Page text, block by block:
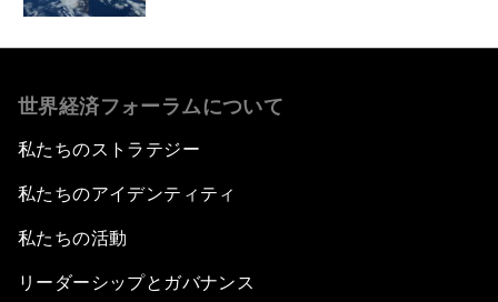
世界経済フォーラムについて
私たちのストラテジー
私たちのアイデンティティ
私たちの活動
リーダーシップとガバナンス